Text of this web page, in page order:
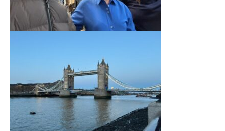
中国/海南島
ニュージーランド
ネパール